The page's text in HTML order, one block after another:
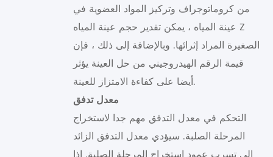
من كروماتوجراف وتركيز المواد العضوية في
عينة المياه ، يمكن تقدير حجم عينة المياه Z
الصغيرة المراد إثرائها. وبالإضافة إلى ذلك ، فإن
قيمة الرقم الهيدروجيني من حل العينة يؤثر
أيضا على كفاءة الامتزاز للعينة.
معدل تدفق
التحكم في معدل التدفق مهم جدا لاستخراج
المرحلة الصلبة. سيؤدي معدل التدفق الزائد